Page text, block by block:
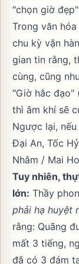
"chọn giờ
Trong văn
chu kỳ vận
gian tin rằng,
cùng, cũng
"Giờ hắc đạo"
thì âm khí sẽ
Ngược lại,
Đại An, Tốc
Nhâm / Mai
Tuy nhiên,
lớn: Thầy
phải hạ huyệt
rằng: Quãng
mất 3 tiếng,
đã có 3 đám